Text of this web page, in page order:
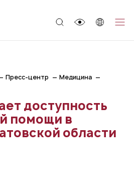
Пресс-центр
Медицина
доступность
помощи в
области